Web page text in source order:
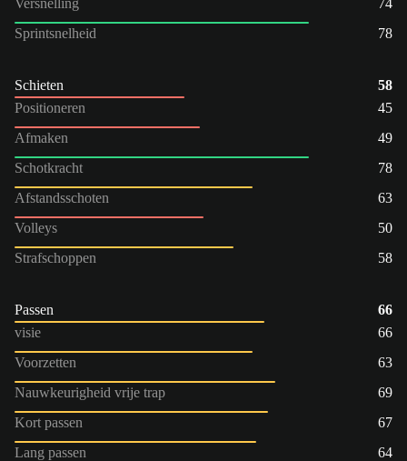
Sprintsnelheid
78
Schieten
58
Positioneren
45
Afmaken
49
Schotkracht
78
Afstandsschoten
63
Volleys
50
Strafschoppen
58
Passen
66
visie
66
Voorzetten
63
Nauwkeurigheid vrije trap
69
Kort passen
67
Lang passen
64